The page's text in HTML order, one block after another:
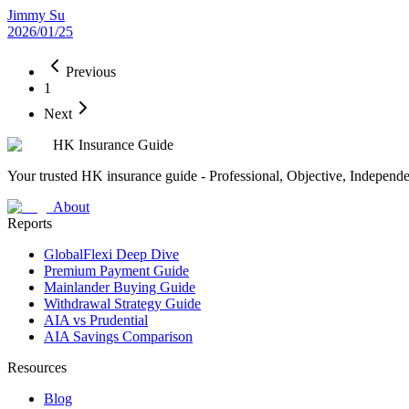
Jimmy Su
2026/01/25
Previous
1
Next
HK Insurance Guide
Your trusted HK insurance guide - Professional, Objective,
About
Reports
GlobalFlexi Deep Dive
Premium Payment Guide
Mainlander Buying Guide
Withdrawal Strategy Guide
AIA vs Prudential
AIA Savings Comparison
Resources
Blog